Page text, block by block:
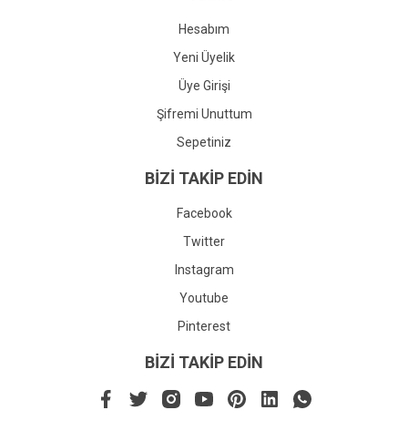
Hesabım
Yeni Üyelik
Üye Girişi
Şifremi Unuttum
Sepetiniz
BİZİ TAKİP EDİN
Facebook
Twitter
Instagram
Youtube
Pinterest
BİZİ TAKİP EDİN